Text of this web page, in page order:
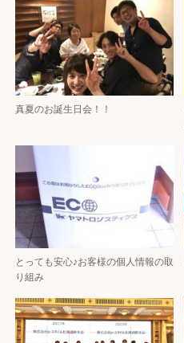
真夏のお誕生日会！！
とっても安心♪お客様の個人情報の取
り組み